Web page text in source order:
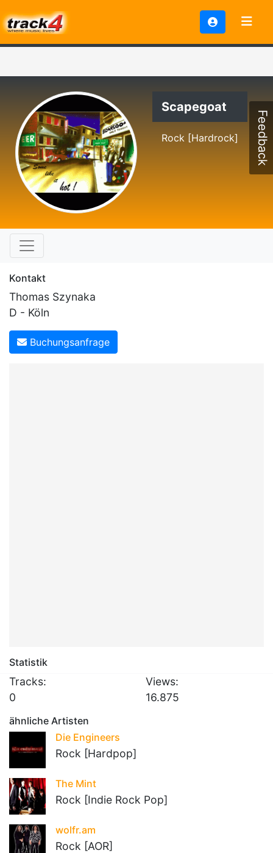
Scapegoat
Rock [Hardrock]
Kontakt
Thomas Szynaka
D - Köln
Buchungsanfrage
Statistik
Tracks:
0
Views:
16.875
ähnliche Artisten
Die Engineers
Rock [Hardpop]
The Mint
Rock [Indie Rock Pop]
wolfr.am
Rock [AOR]
Feedback